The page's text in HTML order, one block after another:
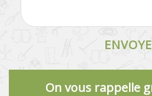
On vous rappelle